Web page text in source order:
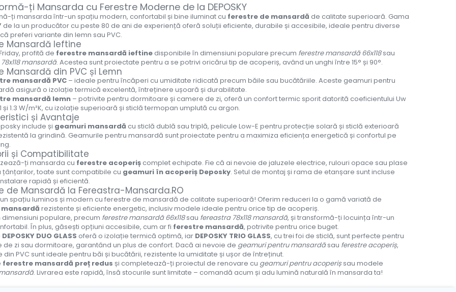
ți Mansarda cu Ferestre Moderne de la DEPOSKY
ți mansarda într-un spațiu modern, confortabil și bine iluminat cu ferestre de mansardă de calitate superioară. Gama
de la un producător cu peste 80 de ani de experiență oferă soluții eficiente, durabile și accesibile, ideale pentru diverse
preferi variante din lemn sau PVC.
Mansardă Ieftine
profită de ferestre mansardă ieftine disponibile în dimensiuni populare precum ferestre mansardă 66x118sau
mansardă. Acestea sunt proiectate pentru a se potrivi oricărui tip de acoperiș, având un unghi între 15° și 90°.
Mansardă din PVC și Lemn
mansardă PVC – ideale pentru încăperi cu umiditate ridicată precum băile sau bucătăriile. Aceste geamuri pentru
asigură o izolație termică excelentă, întreținere ușoară și durabilitate.
mansardă lemn – potrivite pentru dormitoare și camere de zi, oferă un confort termic sporit datorită coeficientului Uw
și 1.3 W/m²K, cu izolație superioară și sticlă termopan umplută cu argon.
și Avantaje
include și geamuri mansardă cu sticlă dublă sau triplă, pelicule Low-E pentru protecție solară și sticlă exterioară
la grindină. Geamurile pentru mansardă sunt proiectate pentru a maximiza eficiența energetică și confortul pe
și Compatibilitate
ți mansarda cu ferestre acoperiș complet echipate. Fie că ai nevoie de jaluzele electrice, rulouri opace sau plase
toate sunt compatibile cu geamuri în acoperiș Deposky. Setul de montaj și rama de etanșare sunt incluse
rapidă și eficientă.
de Mansardă la Fereastra-Mansarda.RO
spațiu luminos și modern cu ferestre de mansardă de calitate superioară! Oferim reduceri la o gamă variată de
rezistente și eficiente energetic, inclusiv modele ideale pentru orice tip de acoperiș.
dimensiuni populare, precum ferestre mansardă 66x118sau fereastra 78x118 mansardă, și transformă-ți locuința într-un
În plus, găsești opțiuni accesibile, cum ar fi ferestre mansardă, potrivite pentru orice buget.
DEPOSKY DUO GLASS oferă o izolație termică optimă, iar DEPOSKY TRIO GLASS, cu trei foi de sticlă, sunt perfecte pentru
de zi sau dormitoare, garantând un plus de confort. Dacă ai nevoie de geamuri pentru mansardăsau ferestre acoperiș,
din PVC sunt ideale pentru băi și bucătării, rezistente la umiditate și ușor de întreținut.
ferestre mansardă preț redus și completează-ți proiectul de renovare cu geamuri pentru acoperișsau modele
. Livrarea este rapidă, însă stocurile sunt limitate – comandă acum și adu lumină naturală în mansarda ta!